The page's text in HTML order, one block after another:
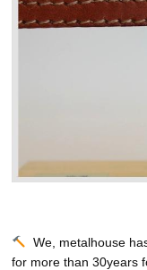
We, metalhouse
for more than 30years